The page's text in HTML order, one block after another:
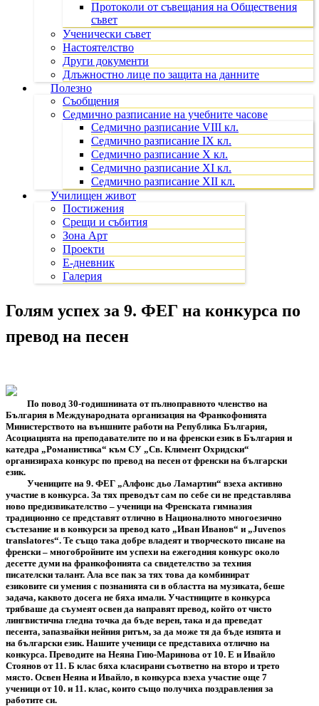
Протоколи от съвещания на Обществения
съвет
Ученически съвет
Настоятелство
Други документи
Длъжностно лице по защита на данните
Полезно
Съобщения
Седмично разписание на учебните часове
Седмично разписание VIII кл.
Седмично разписание IX кл.
Седмично разписание X кл.
Седмично разписание XI кл.
Седмично разписание XII кл.
Училищен живот
Постижения
Срещи и събития
Зона Арт
Проекти
Е-дневник
Галерия
Голям успех за 9. ФЕГ на конкурса по
превод на песен
По повод 30-годишнината от пълноправното членство на
България в Международната организация на Франкофонията
Министерството на външните работи на Република България,
Асоциацията на преподавателите по и на френски език в България и
катедра „Романистика“ към СУ „Св. Климент Охридски“
организираха конкурс по превод на песен от френски на български
език.
Учениците на 9. ФЕГ „Алфонс дьо Ламартин“ взеха активно
участие в конкурса. За тях преводът сам по себе си не представлява
ново предизвикателство – ученици на Френската гимназия
традиционно се представят отлично в Националното многоезично
състезание и в конкурси за превод като „Иван Иванов“ и „Juvenos
translatores“. Те също така добре владеят и творческото писане на
френски – многобройните им успехи на ежегодния конкурс около
десетте думи на франкофонията са свидетелство за техния
писателски талант. Ала все пак за тях това да комбинират
езиковите си умения с познанията си в областта на музиката, беше
задача, каквото досега не бяха имали. Участниците в конкурса
трябваше да съумеят освен да направят превод, който от чисто
лингвистична гледна точка да бъде верен, така и да преведат
песента, запазвайки нейния ритъм, за да може тя да бъде изпята и
на български език. Нашите ученици се представиха отлично на
конкурса. Преводите на Неяна Гию-Маринова от 10. Е и Ивайло
Стоянов от 11. Б клас бяха класирани съответно на второ и трето
място. Освен Неяна и Ивайло, в конкурса взеха участие още 7
ученици от 10. и 11. клас, които също получиха поздравления за
работите си.